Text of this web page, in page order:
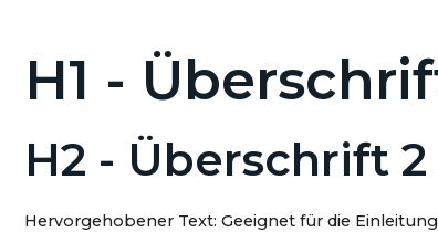
H1 -
H2 - Überschrift 2
Hervorgehobener Text: Geeignet für die